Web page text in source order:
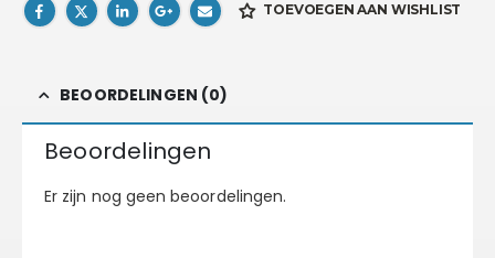
TOEVOEGEN AAN WISHLIST
BEOORDELINGEN (0)
Beoordelingen
Er zijn nog geen beoordelingen.